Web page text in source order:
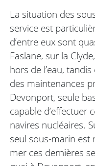
La situation des
service est
d’entre eux sont
Faslane, sur la
hors de l’eau,
des maintenances
Devonport, seule
capable d’effectuer
navires nucléaires.
seul sous-marin est
mer ces dernières